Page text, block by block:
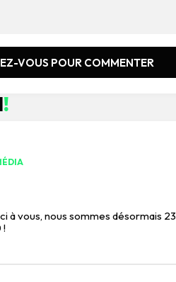
VOUS POUR COMMENTER
!
à vous, nous sommes désormais 23
!